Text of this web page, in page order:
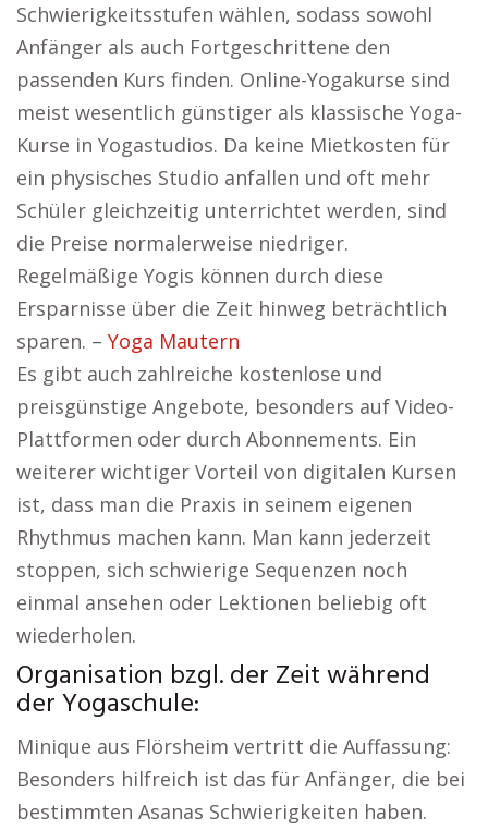
Schwierigkeitsstufen wählen, sodass sowohl
Anfänger als auch Fortgeschrittene den
passenden Kurs finden. Online-Yogakurse sind
meist wesentlich günstiger als klassische Yoga-
Kurse in Yogastudios. Da keine Mietkosten für
ein physisches Studio anfallen und oft mehr
Schüler gleichzeitig unterrichtet werden, sind
die Preise normalerweise niedriger.
Regelmäßige Yogis können durch diese
Ersparnisse über die Zeit hinweg beträchtlich
sparen. – Yoga Mautern
Es gibt auch zahlreiche kostenlose und
preisgünstige Angebote, besonders auf Video-
Plattformen oder durch Abonnements. Ein
weiterer wichtiger Vorteil von digitalen Kursen
ist, dass man die Praxis in seinem eigenen
Rhythmus machen kann. Man kann jederzeit
stoppen, sich schwierige Sequenzen noch
einmal ansehen oder Lektionen beliebig oft
wiederholen.
Organisation bzgl. der Zeit während
der Yogaschule:
Minique aus Flörsheim vertritt die Auffassung:
Besonders hilfreich ist das für Anfänger, die bei
bestimmten Asanas Schwierigkeiten haben.